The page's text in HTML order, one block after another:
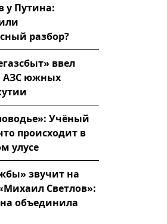
у Путина:
разбор?
ввел
АЗС южных
Учёный
происходит в
улусе
звучит на
Светлов»:
объединила